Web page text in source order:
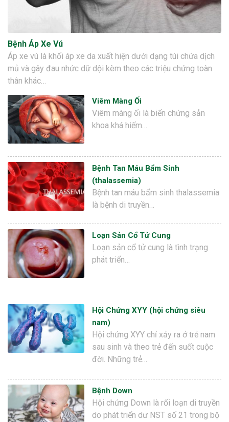
Bệnh Áp Xe Vú
Áp xe vú là khối áp xe da xuất hiện dưới dạng túi chứa dịch
mủ và gây đau nhức dữ dội kèm theo các triệu chứng toàn
thân khác…
Viêm Màng Ối
Viêm màng ối là biến chứng sản
khoa khá hiếm…
Bệnh Tan Máu Bẩm Sinh
(thalassemia)
Bệnh tan máu bẩm sinh thalassemia
là bệnh di truyền…
Loạn Sản Cổ Tử Cung
Loạn sản cổ tử cung là tình trạng
phát triển…
Hội Chứng XYY (hội chứng siêu
nam)
Hội chứng XYY chỉ xảy ra ở trẻ nam
sau sinh và theo trẻ đến suốt cuộc
đời. Những trẻ…
Bệnh Down
Hội chứng Down là rối loạn di truyền
do phát triển dư NST số 21 trong bộ